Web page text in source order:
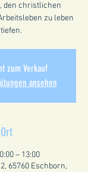
den christlichen
zu leben
zum Verkauf
ansehen
– 13:00
65760 Eschborn,